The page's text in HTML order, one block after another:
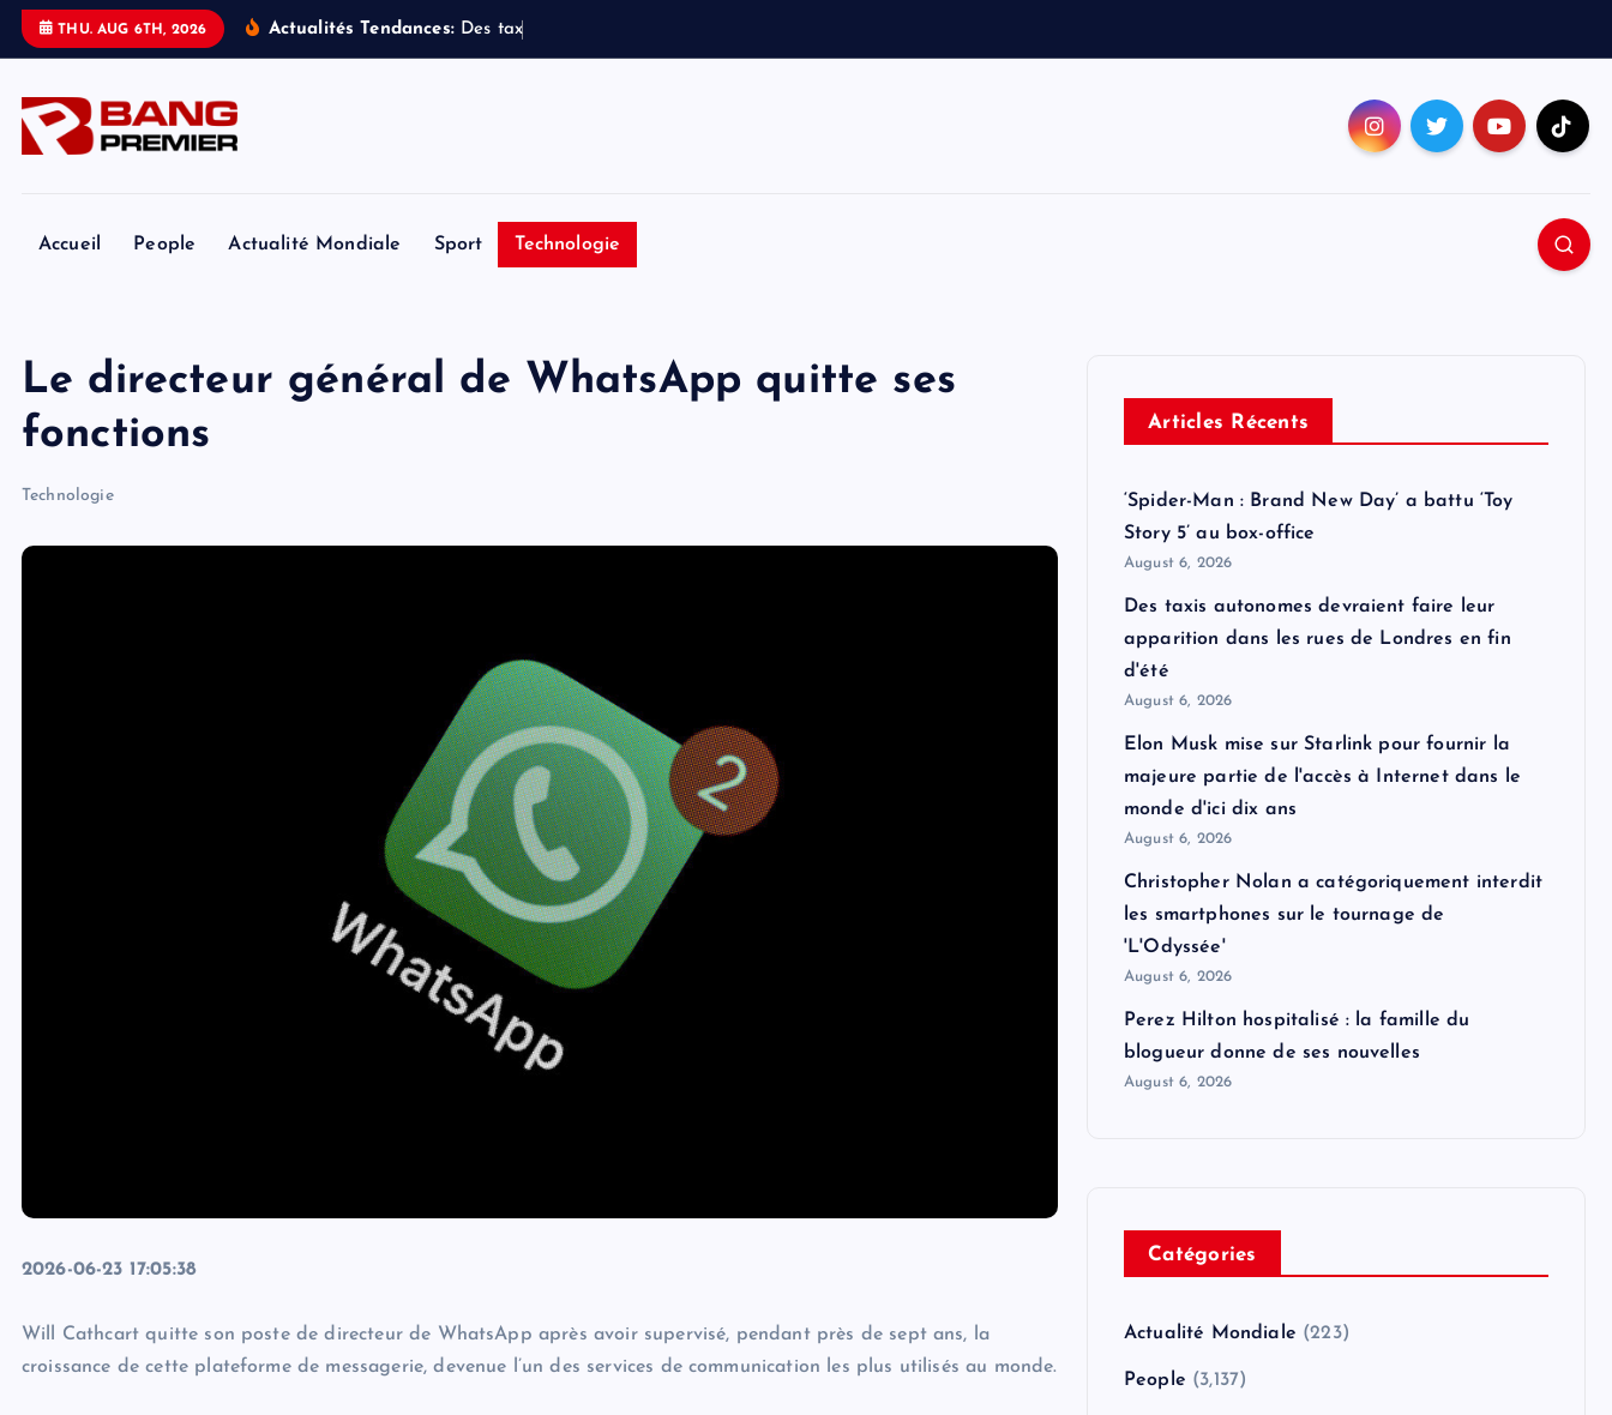
THU. AUG 6TH, 2026 Actualités Tendances: Des tax
Accueil People Actualité Mondiale Sport Technologie
Le directeur général de WhatsApp quitte ses
fonctions
Technologie
2026-06-23 17:05:38
Will Cathcart quitte son poste de directeur de WhatsApp après avoir supervisé, pendant près de sept ans, la
croissance de cette plateforme de messagerie, devenue l’un des services de communication les plus utilisés au monde.
Articles Récents
‘Spider-Man : Brand New Day’ a battu ‘Toy
Story 5’ au box-office
August 6, 2026
Des taxis autonomes devraient faire leur
apparition dans les rues de Londres en fin
d'été
August 6, 2026
Elon Musk mise sur Starlink pour fournir la
majeure partie de l'accès à Internet dans le
monde d'ici dix ans
August 6, 2026
Christopher Nolan a catégoriquement interdit
les smartphones sur le tournage de
'L'Odyssée'
August 6, 2026
Perez Hilton hospitalisé : la famille du
blogueur donne de ses nouvelles
August 6, 2026
Catégories
Actualité Mondiale (223)
People (3,137)